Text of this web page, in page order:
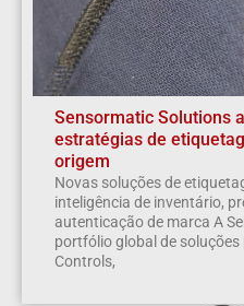
Sensormatic Solutions
estratégias de
origem
Novas soluções de
inteligência de inventário,
autenticação de marca A
portfólio global de
Controls,